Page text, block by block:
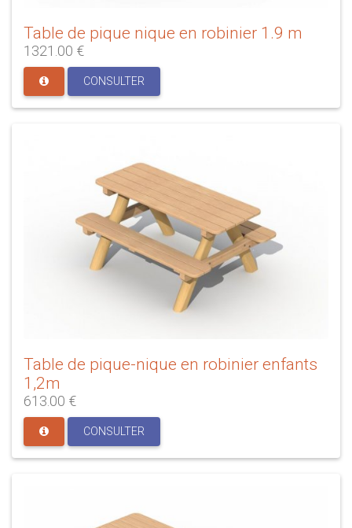
Table de pique nique en robinier 1.9 m
1321.00 €
CONSULTER
Table de pique-nique en robinier enfants
1,2m
613.00 €
CONSULTER